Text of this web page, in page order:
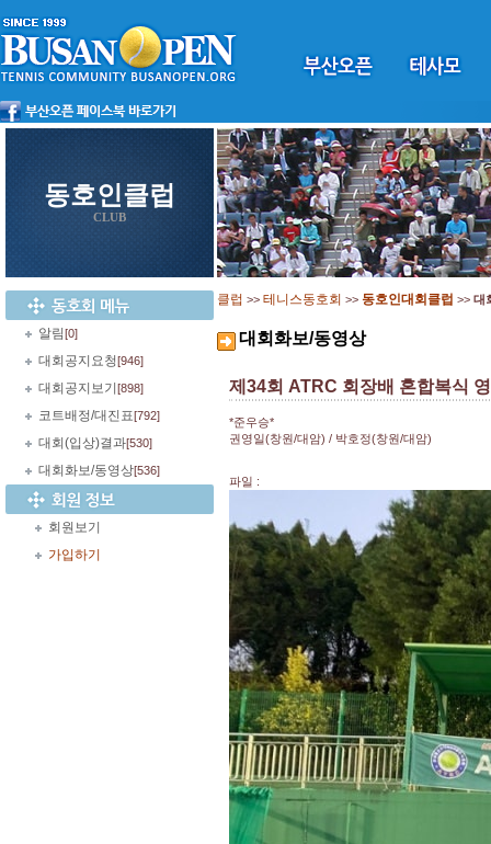
동호인클럽
CLUB
알림[0]
대회공지요청[946]
대회공지보기 [898]
코트배정/대진표[792]
대회(입상)결과[530]
대회화보/동영상[536]
회원보기
가입하기
클럽 >> 테니스동호회 >> 동호인대회클럽 >> 대
대회화보/동영상
제34회 ATRC 회장배 혼합복식
*준우승*
권영일(창원/대암) / 박호정(창원/대암)
파일 :